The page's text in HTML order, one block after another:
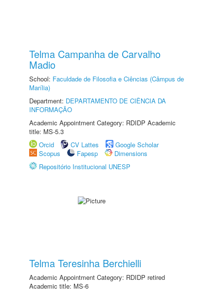
Telma Campanha de Carvalho
Madio
School: Faculdade de Filosofia e Ciências (Câmpus de
Marília)
Department: DEPARTAMENTO DE CIÊNCIA DA
INFORMAÇÃO
Academic Appointment Category: RDIDP Academic
title: MS-5.3
Orcid
CV Lattes
Google Scholar
Scopus
Fapesp
Dimensions
Repositório Institucional UNESP
Telma Teresinha Berchielli
Academic Appointment Category: RDIDP retired
Academic title: MS-6